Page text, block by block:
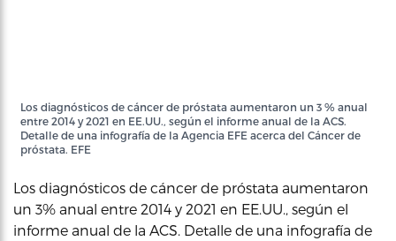
Los diagnósticos de cáncer de próstata aumentaron un 3 % anual
entre 2014 y 2021 en EE.UU., según el informe anual de la ACS.
Detalle de una infografía de la Agencia EFE acerca del Cáncer de
próstata. EFE
Los diagnósticos de cáncer de próstata aumentaron
un 3% anual entre 2014 y 2021 en EE.UU., según el
informe anual de la ACS. Detalle de una infografía de